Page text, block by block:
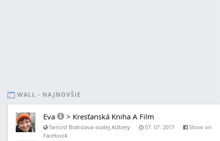
WALL - NAJNOVŠIE
Eva > Kresťanská Kniha A Film
farnosť Bratislava-svätej Alžbety 07. 07. 2017
Show on
Facebook